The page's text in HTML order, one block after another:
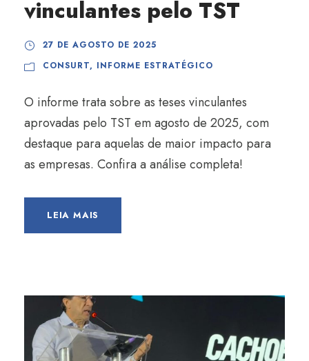
vinculantes pelo TST
27 DE AGOSTO DE 2025
CONSURT, INFORME ESTRATÉGICO
O informe trata sobre as teses vinculantes
aprovadas pelo TST em agosto de 2025, com
destaque para aquelas de maior impacto para
as empresas. Confira a análise completa!
LEIA MAIS